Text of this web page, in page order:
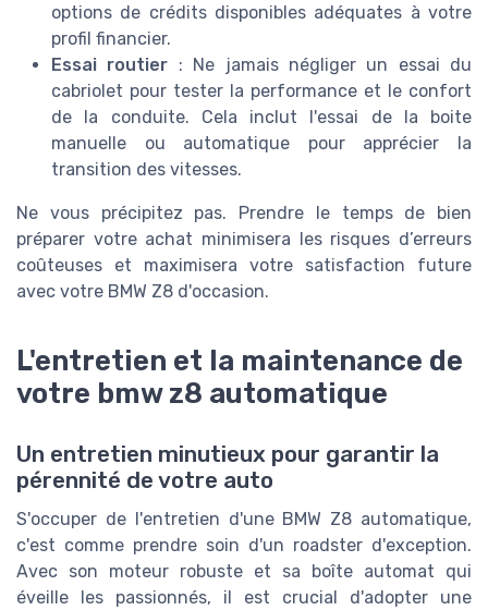
options de crédits disponibles adéquates à votre
profil financier.
Essai routier : Ne jamais négliger un essai du
cabriolet pour tester la performance et le confort
de la conduite. Cela inclut l'essai de la boite
manuelle ou automatique pour apprécier la
transition des vitesses.
Ne vous précipitez pas. Prendre le temps de bien
préparer votre achat minimisera les risques d’erreurs
coûteuses et maximisera votre satisfaction future
avec votre BMW Z8 d'occasion.
L'entretien et la maintenance de
votre bmw z8 automatique
Un entretien minutieux pour garantir la
pérennité de votre auto
S'occuper de l'entretien d'une BMW Z8 automatique,
c'est comme prendre soin d'un roadster d'exception.
Avec son moteur robuste et sa boîte automat qui
éveille les passionnés, il est crucial d'adopter une